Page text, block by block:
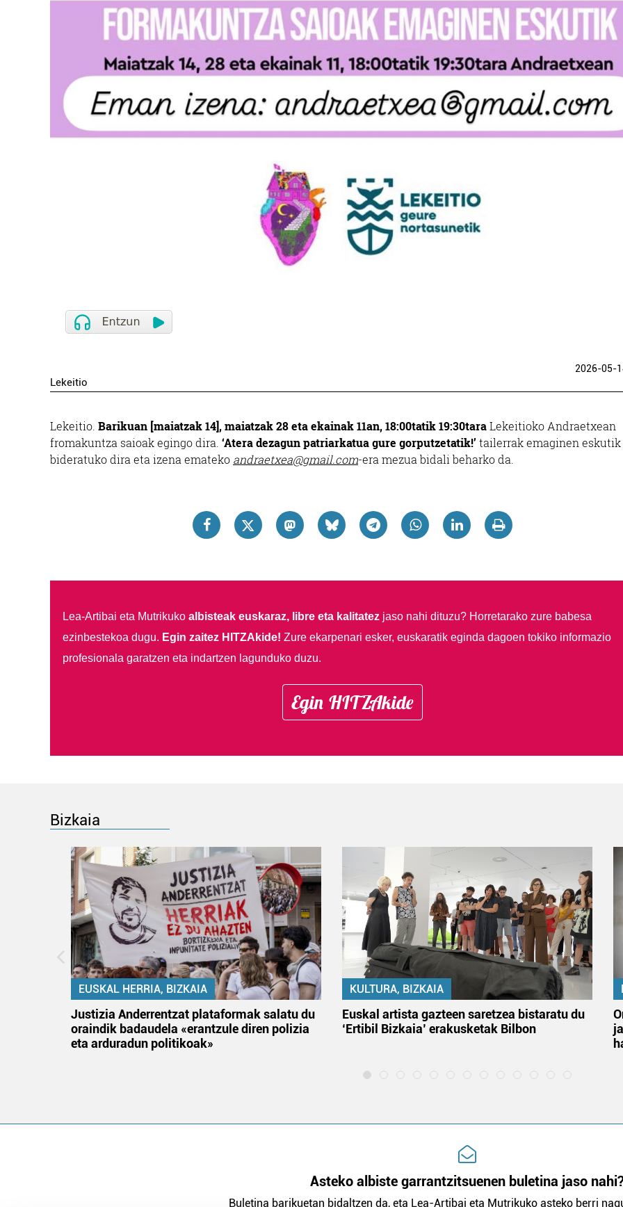
Lekeitio
2026-05-
Lekeitio. Barikuan [maiatzak 14], maiatzak 28 eta ekainak 11an, 18:00tatik 19:30taraLekeitioko Andraetxean
fromakuntza saioak egingo dira. ‘Atera dezagun patriarkatua gure gorputzetatik!’ tailerrak emaginen eskutik
bideratuko dira eta izena emateko andraetxea@gmail.com-era mezua bidali beharko da.
Lea-Artibai eta Mutrikuko albisteak euskaraz, libre eta kalitatezjaso nahi dituzu? Horretarako zure babesa
ezinbestekoa dugu. Egin zaitez HITZAkide! Zure ekarpenari esker, euskaratik eginda dagoen tokiko informazio
profesionala garatzen eta indartzen lagunduko duzu.
Egin HITZAkide
Bizkaia
EUSKAL HERRIA, BIZKAIA
Justizia Anderrentzat plataformak salatu du
oraindik badaudela «erantzule diren polizia
eta arduradun politikoak»
KULTURA, BIZKAIA
Euskal artista gazteen saretzea bistaratu du
‘Ertibil Bizkaia’ erakusketak Bilbon
Asteko albiste garrantzitsuenen buletina jaso
Buletina barikuetan bidaltzen da, eta Lea-Artibai eta Mutrikuko asteko berri